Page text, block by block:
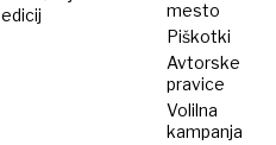
edicij
mesto
Piškotki
Avtorske
pravice
Volilna
kampanja